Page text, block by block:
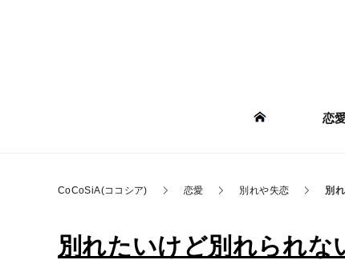
恋
CoCoSiA(ココシア) 恋愛 別れや失恋 別
別れたいけど別れられ